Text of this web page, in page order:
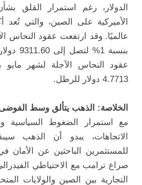
الدولار، رغم استمرار القلق
الأميركية على الصين، والتي
عالميًا. وقد ارتفعت عقود النحاس
بنسبة 1%
4.7713 دولار للرطل.
الخلاصة: الذهب يتألق وسط الفوضى
مع استمرار الضغوط السياسية
الاتجاهات، يبدو أن الذهب
للمستثمرين الباحثين عن
صراع ترامب مع الاحتياطي
التجارية بين الصين والولايات